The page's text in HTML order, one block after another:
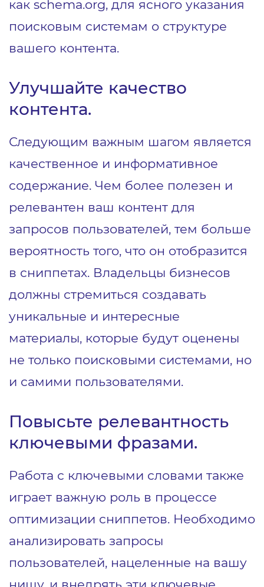
как schema.org, для ясного указания
поисковым системам о структуре
вашего контента.
Улучшайте качество
контента.
Следующим важным шагом является
качественное и информативное
содержание. Чем более полезен и
релевантен ваш контент для
запросов пользователей, тем больше
вероятность того, что он отобразится
в сниппетах. Владельцы бизнесов
должны стремиться создавать
уникальные и интересные
материалы, которые будут оценены
не только поисковыми системами, но
и самими пользователями.
Повысьте релевантность
ключевыми фразами.
Работа с ключевыми словами также
играет важную роль в процессе
оптимизации сниппетов. Необходимо
анализировать запросы
пользователей, нацеленные на вашу